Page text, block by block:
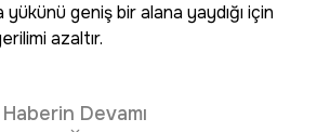
yükünü geniş bir alana yaydığı için
azaltır.
Haberin Devamı